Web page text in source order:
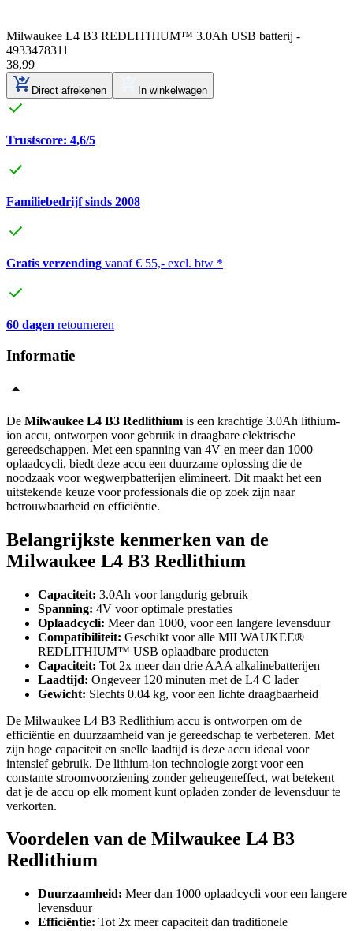
Milwaukee L4 B3 REDLITHIUM™ 3.0Ah USB batterij -
4933478311
38,99
Direct afrekenen In winkelwagen
Trustscore: 4,6/5
Familiebedrijf sinds 2008
Gratis verzending vanaf € 55,- excl. btw *
60 dagen retourneren
Informatie
De Milwaukee L4 B3 Redlithium is een krachtige 3.0Ah lithium-
ion accu, ontworpen voor gebruik in draagbare elektrische
gereedschappen. Met een spanning van 4V en meer dan 1000
oplaadcycli, biedt deze accu een duurzame oplossing die de
noodzaak voor wegwerpbatterijen elimineert. Dit maakt het een
uitstekende keuze voor professionals die op zoek zijn naar
betrouwbaarheid en efficiëntie.
Belangrijkste kenmerken van de
Milwaukee L4 B3 Redlithium
Capaciteit: 3.0Ah voor langdurig gebruik
Spanning: 4V voor optimale prestaties
Oplaadcycli: Meer dan 1000, voor een langere levensduur
Compatibiliteit: Geschikt voor alle MILWAUKEE®
REDLITHIUM™ USB oplaadbare producten
Capaciteit: Tot 2x meer dan drie AAA alkalinebatterijen
Laadtijd: Ongeveer 120 minuten met de L4 C lader
Gewicht: Slechts 0.04 kg, voor een lichte draagbaarheid
De Milwaukee L4 B3 Redlithium accu is ontworpen om de
efficiëntie en duurzaamheid van je gereedschap te verbeteren. Met
zijn hoge capaciteit en snelle laadtijd is deze accu ideaal voor
intensief gebruik. De lithium-ion technologie zorgt voor een
constante stroomvoorziening zonder geheugeneffect, wat betekent
dat je de accu op elk moment kunt opladen zonder de levensduur te
verkorten.
Voordelen van de Milwaukee L4 B3
Redlithium
Duurzaamheid: Meer dan 1000 oplaadcycli voor een langere
levensduur
Efficiëntie: Tot 2x meer capaciteit dan traditionele